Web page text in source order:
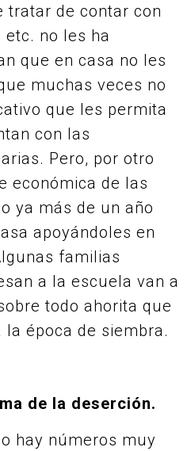
tratar de contar con
no les ha
que en casa no les
muchas veces no
que les permita
con las
Pero, por otro
económica de las
ya más de un año
apoyándoles en
familias
a la escuela van a
todo ahorita que
época de siembra.
de la deserción.
hay números muy